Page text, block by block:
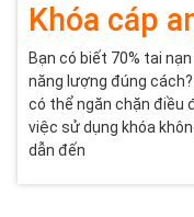
Khóa cáp
Bạn có biết 70% tai
năng lượng đúng
có thể ngăn chặn điều
việc sử dụng khóa
dẫn đến